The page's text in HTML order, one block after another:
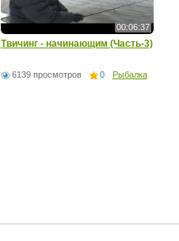
00:06:37
Твичинг - начинающим (Часть-3)
6139 просмотров 0 Рыбалка